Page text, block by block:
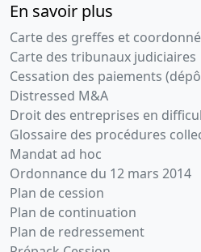
En savoir plus
Carte des greffes et
Carte des tribunaux judiciaires
Cessation des paiements
Distressed M&A
Droit des entreprises en
Glossaire des procédures
Mandat ad hoc
Ordonnance du 12 mars 2014
Plan de cession
Plan de continuation
Plan de redressement